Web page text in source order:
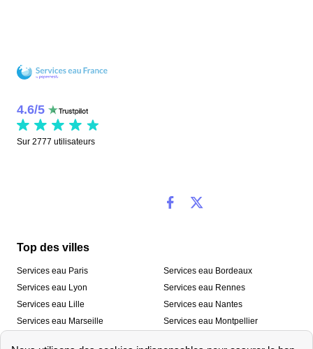
4.6/5
Sur 2777 utilisateurs
Top des villes
Services eau Paris
Services eau Lyon
Services eau Lille
Services eau Marseille
Services eau Bordeaux
Services eau Rennes
Services eau Nantes
Services eau Montpellier